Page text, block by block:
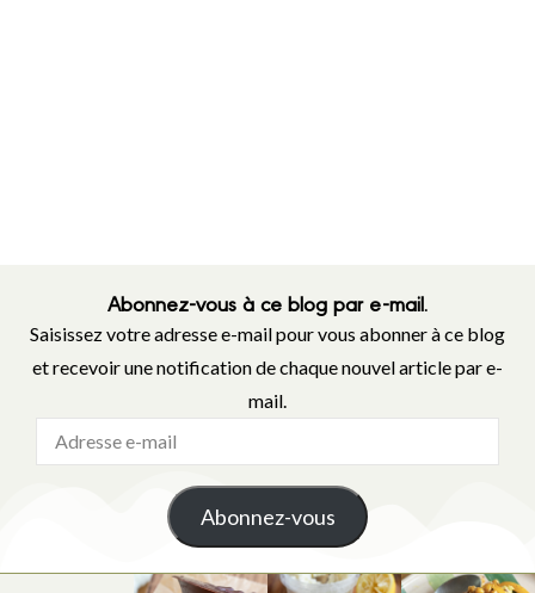
Abonnez-vous à ce blog par e-mail.
Saisissez votre adresse e-mail pour vous abonner à ce blog
et recevoir une notification de chaque nouvel article par e-
mail.
Abonnez-vous